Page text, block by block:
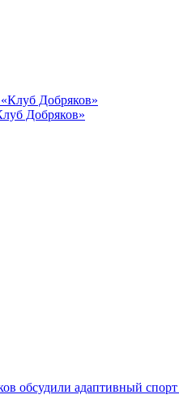
Добряков»